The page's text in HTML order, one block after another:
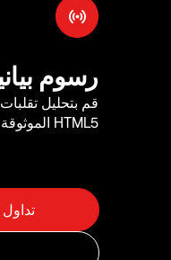
رسوم
قم بتحليل
HTML5 الموثوقة والسريعة عبر أكثر من 25 مؤشر